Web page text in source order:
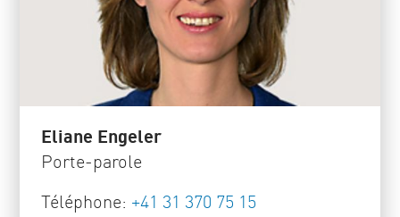
Eliane Engeler
Porte-parole
Téléphone: +41 31 370 75 15